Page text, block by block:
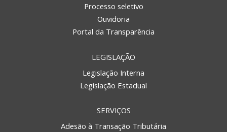
Processo seletivo
Ouvidoria
Portal da Transparência
LEGISLAÇÃO
Legislação Interna
Legislação Estadual
SERVIÇOS
Adesão à Transação Tributária